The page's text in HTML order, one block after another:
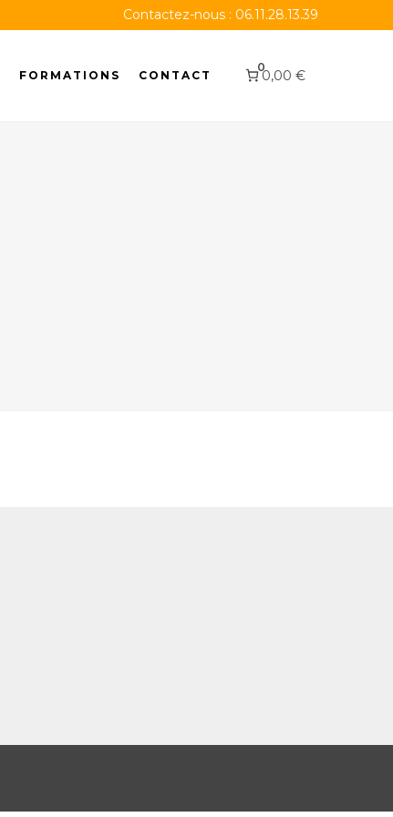
Contactez-nous : 06.11.28.13.39
0
0,00 €
FORMATIONS CONTACT